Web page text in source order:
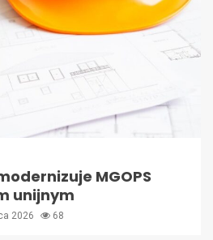
MGOPS
unijnym
2026 68